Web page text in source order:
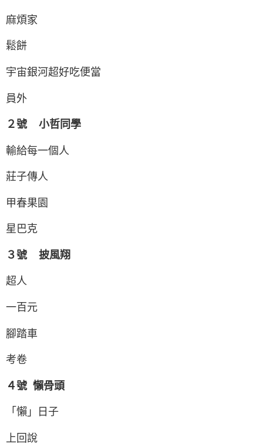
麻煩家
鬆餅
宇宙銀河超好吃便當
員外
２號 小哲同學
輸給每一個人
莊子傳人
甲春果園
星巴克
３號 披風翔
超人
一百元
腳踏車
考卷
４號 懶骨頭
「懶」日子
上回說